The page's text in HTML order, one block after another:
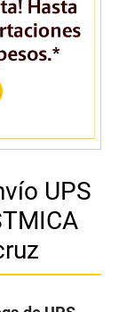
UPS